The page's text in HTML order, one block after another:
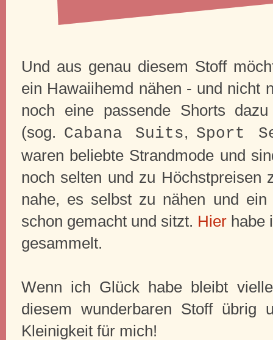
Und aus genau diesem Stoff
ein Hawaiihemd nähen - und nicht
noch eine passende Shorts
(sog. Cabana Suits, Sport
waren beliebte Strandmode und
noch selten und zu Höchstpreisen
nahe, es selbst zu nähen und
schon gemacht und sitzt. Hier habe
gesammelt.
Wenn ich Glück habe bleibt
diesem wunderbaren Stoff
Kleinigkeit für mich!